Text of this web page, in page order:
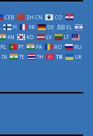
CEB ZH-CN
CO
FI FR DE
EL
KN KO LV
LT
PL PT PA RO
RU
TA TE TH TR
UK